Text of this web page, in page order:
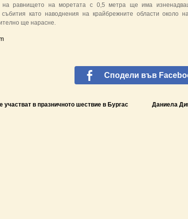
на равнището на моретата с 0,5 метра ще има
събития като наводнения на крайбрежните области около
ще нарасне.
Сподели във
участват в празничното шествие в Бургас
Даниела